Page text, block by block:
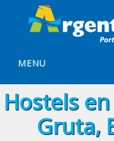
MENU
Hostels
Gruta,